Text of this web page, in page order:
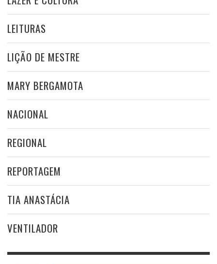
LEITURAS
LIÇÃO DE MESTRE
MARY BERGAMOTA
NACIONAL
REGIONAL
REPORTAGEM
TIA ANASTÁCIA
VENTILADOR